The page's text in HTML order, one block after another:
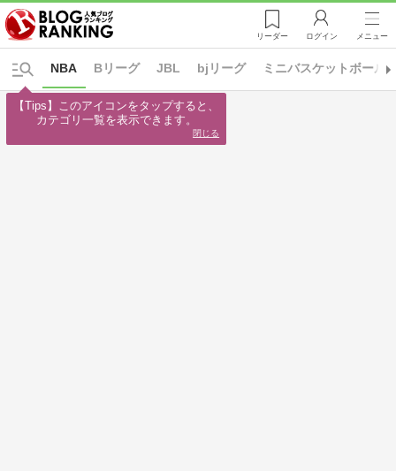
リーダー ログイン メニュー
Bリーグ JBL
NBA bjリーグ ミニバスケットボール
【Tips】このアイコンをタップすると、
カテゴリ一覧を表示できます。
閉じる